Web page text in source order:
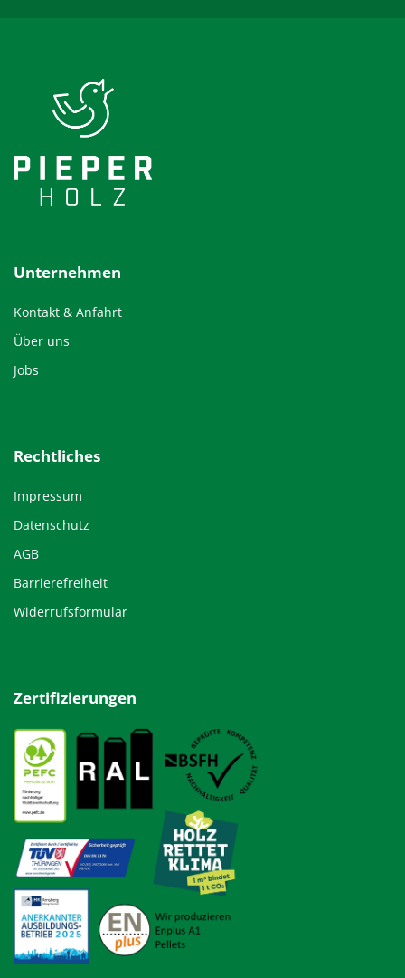
Unternehmen
Kontakt & Anfahrt
Über uns
Jobs
Rechtliches
Impressum
Datenschutz
AGB
Barrierefreiheit
Widerrufsformular
Zertifizierungen